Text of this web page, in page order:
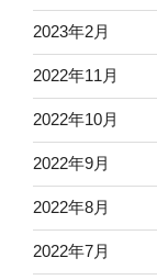
2023年2月
2022年11月
2022年10月
2022年9月
2022年8月
2022年7月